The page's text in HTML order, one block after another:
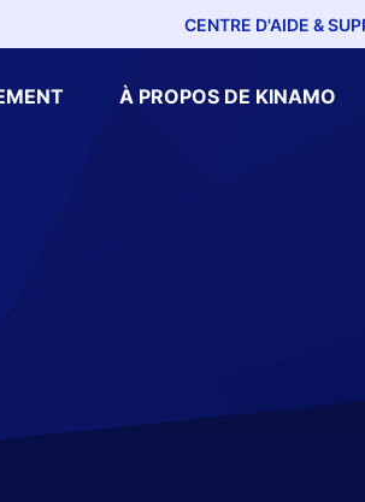
CENTRE D'AIDE &
À PROPOS DE KINAMO